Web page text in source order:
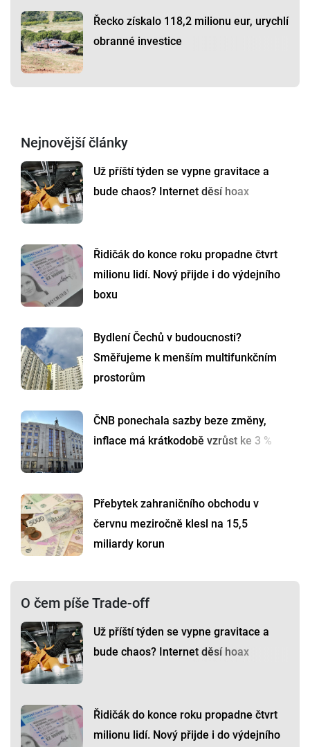
Řecko získalo 118,2 milionu eur, urychlí
obranné investice
Nejnovější články
Už příští týden se vypne gravitace a
bude chaos? Internet děsí hoax
Řidičák do konce roku propadne čtvrt
milionu lidí. Nový přijde i do výdejního
boxu
Bydlení Čechů v budoucnosti?
Směřujeme k menším multifunkčním
prostorům
ČNB ponechala sazby beze změny,
inflace má krátkodobě vzrůst ke 3 %
Přebytek zahraničního obchodu v
červnu meziročně klesl na 15,5
miliardy korun
O čem píše Trade-off
Už příští týden se vypne gravitace a
bude chaos? Internet děsí hoax
Řidičák do konce roku propadne čtvrt
milionu lidí. Nový přijde i do výdejního